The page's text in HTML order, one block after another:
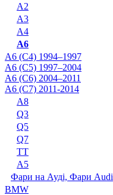
A2
A3
A4
A6
A6 (C4) 1994–1997
A6 (C5) 1997–2004
A6 (C6) 2004–2011
A6 (C7) 2011-2014
A8
Q3
Q5
Q7
TT
А5
Фари на Ауді, Фари Audi
BMW